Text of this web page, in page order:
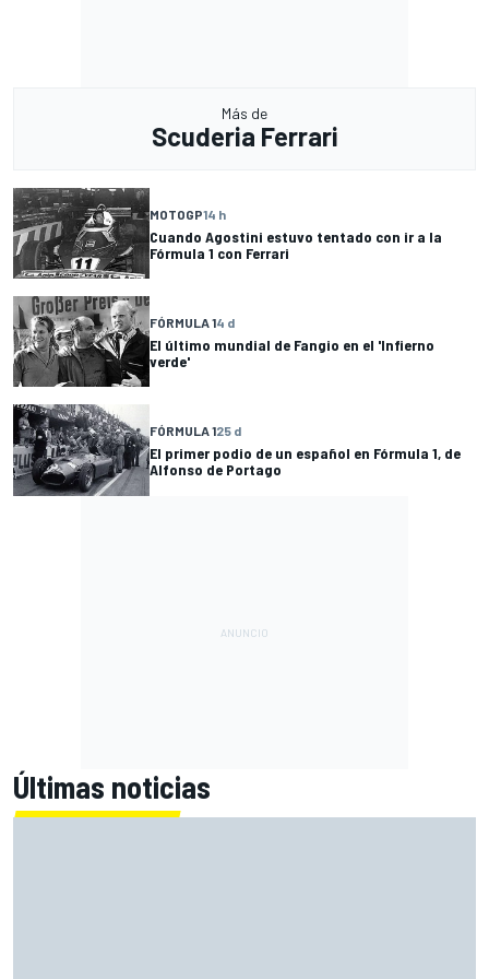
Más de
Scuderia Ferrari
MOTOGP14 h
Cuando Agostini estuvo tentado con ir a la
Fórmula 1 con Ferrari
FÓRMULA 14 d
El último mundial de Fangio en el 'Infierno
verde'
FÓRMULA 125 d
El primer podio de un español en Fórmula 1, de
Alfonso de Portago
Últimas noticias